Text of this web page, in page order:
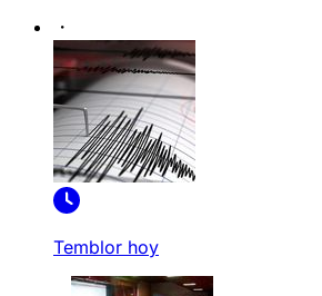
Temblor hoy